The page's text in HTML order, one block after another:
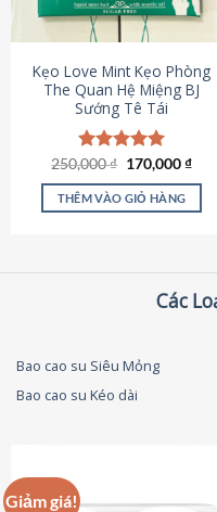
Kẹo Love Mint Kẹo Phòng
The Quan Hệ Miệng BJ
Sướng Tê Tái
Được xếp
hạng5.00
5 sao
250,000₫ Giá
là:
250,000 ₫.
170,000₫Giá
tại
THÊM VÀO GIỎ HÀNG
Các
Bao cao su Siêu Mỏng
Bao cao su Kéo dài
Giảm giá!